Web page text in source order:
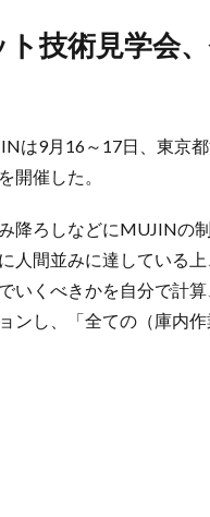
は9月16～17日、東京
開催した。
降ろしなどにMUJINの
人間並みに達している
いくべきかを自分で計
ンし、「全ての（庫内